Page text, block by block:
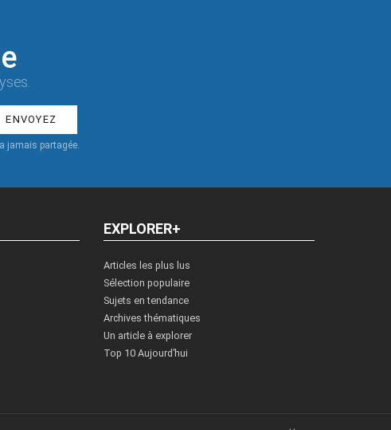
jamais partagée.
EXPLORER+
Articles les plus lus
Sélection populaire
Sujets en tendance
Archives thématiques
Un article à explorer
Top 10 Aujourd’hui